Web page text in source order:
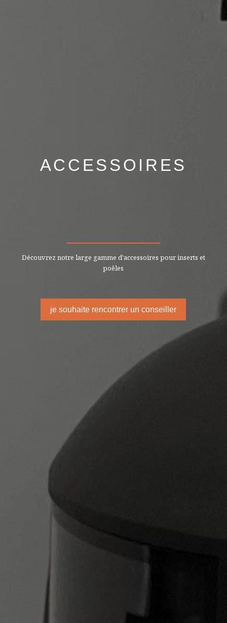
ACCESSOIRES
Découvrez notre large gamme d'accessoires pour inserts et
poêles
je souhaite rencontrer un conseiller